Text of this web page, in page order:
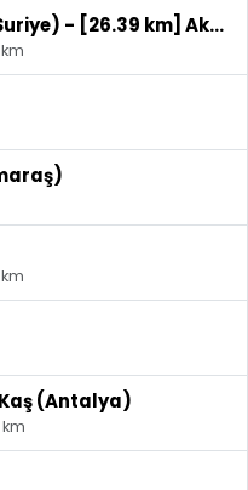
Ayn el-Arab, Halep (Suriye) - [26.39 km] Akçakale (Şanlıurfa)
(Antalya)